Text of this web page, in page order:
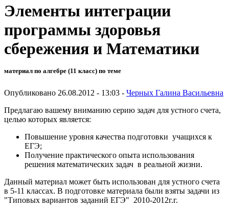
Элементы интеграции
программы здоровья
сбережения и Математики
материал по алгебре (11 класс) по теме
Опубликовано 26.08.2012 - 13:03 - Черных Галина Васильевна
Предлагаю вашему вниманию серию задач для устного счета,
целью которых является:
Повышение уровня качества подготовки учащихся к
ЕГЭ;
Получение практического опыта использования
решения математических задач в реальной жизни.
Данный материал может быть использован для устного счета
в 5-11 классах. В подготовке материала были взяты задачи из
"Типовых вариантов заданий ЕГЭ" 2010-2012г.г.